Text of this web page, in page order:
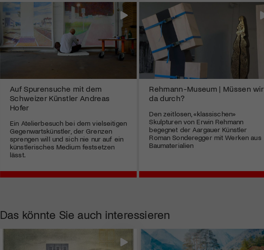
Auf Spurensuche mit dem
Schweizer Künstler Andreas
Hofer
Ein Atelierbesuch bei dem vielseitigen
Gegenwartskünstler, der Grenzen
sprengen will und sich nie nur auf ein
künstlerisches Medium festsetzen
lässt.
Rehmann-Museum | Müssen wir
da durch?
Den zeitlosen, «klassischen»
Skulpturen von Erwin Rehmann
begegnet der Aargauer Künstler
Roman Sonderegger mit Werken aus
Baumaterialien
Das könnte Sie auch interessieren